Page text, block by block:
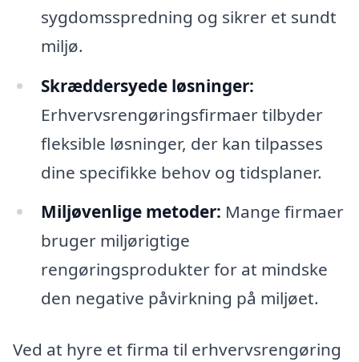
sygdomsspredning og sikrer et sundt
miljø.
Skræddersyede løsninger:
Erhvervsrengøringsfirmaer tilbyder
fleksible løsninger, der kan tilpasses
dine specifikke behov og tidsplaner.
Miljøvenlige metoder: Mange firmaer
bruger miljørigtige
rengøringsprodukter for at mindske
den negative påvirkning på miljøet.
Ved at hyre et firma til erhvervsrengøring